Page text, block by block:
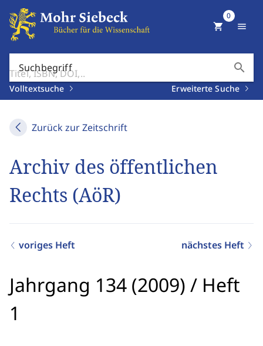
Suchbegriff search
Volltextsuche Erweiterte Suche
shopping_cart
0
menu
Zurück zur Zeitschrift
Archiv des öffentlichen
Rechts (AöR)
voriges Heft nächstes Heft
Jahrgang 134 (2009) / Heft
1